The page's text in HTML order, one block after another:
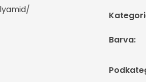
Barva: